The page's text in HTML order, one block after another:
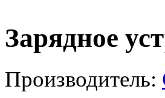
Зарядное
Производитель: